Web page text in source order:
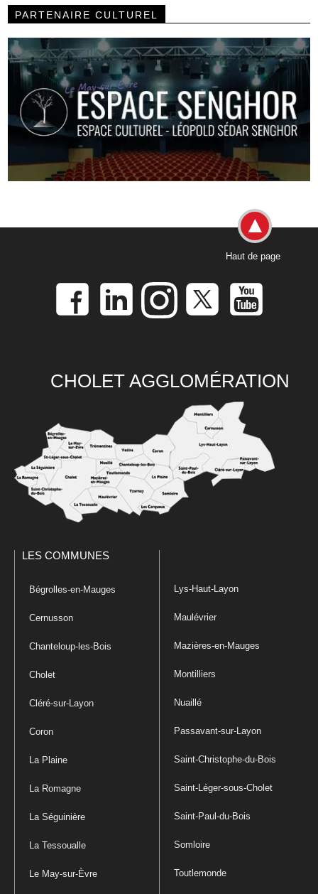
PARTENAIRE CULTUREL
Haut de page
CHOLET AGGLOMÉRATION
LES COMMUNES
Bégrolles-en-Mauges
Cernusson
Chanteloup-les-Bois
Cholet
Cléré-sur-Layon
Coron
La Plaine
La Romagne
La Séguinière
La Tessoualle
Le May-sur-Èvre
Lys-Haut-Layon
Maulévrier
Mazières-en-Mauges
Montilliers
Nuaillé
Passavant-sur-Layon
Saint-Christophe-du-Bois
Saint-Léger-sous-Cholet
Saint-Paul-du-Bois
Somloire
Toutlemonde